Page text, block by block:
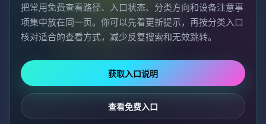
把常用免费查看路径、入口状态、分类方向和设备注意事
项集中放在同一页。你可以先看更新提示，再按分类入口
核对适合的查看方式，减少反复搜索和无效跳转。
获取入口说明
查看免费入口